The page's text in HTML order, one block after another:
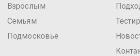
Взрослым
Семьям
Подмосковье